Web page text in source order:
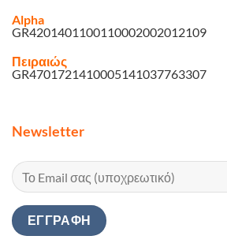
Alpha
GR4201401100110002002012109
Πειραιώς
GR4701721410005141037763307
Newsletter